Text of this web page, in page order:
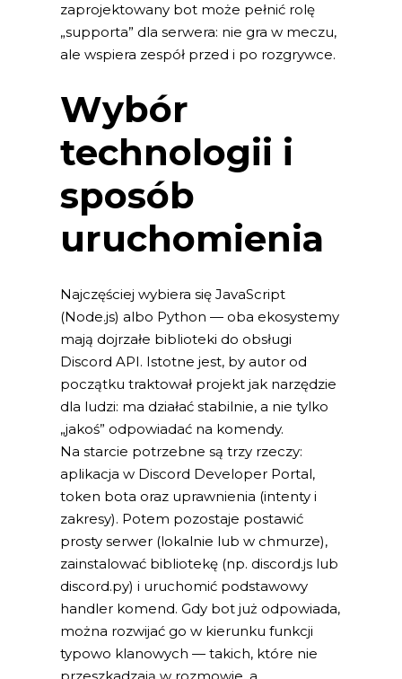
zaprojektowany bot może pełnić rolę
„supporta” dla serwera: nie gra w meczu,
ale wspiera zespół przed i po rozgrywce.
Wybór
technologii i
sposób
uruchomienia
Najczęściej wybiera się JavaScript
(Node.js) albo Python — oba ekosystemy
mają dojrzałe biblioteki do obsługi
Discord API. Istotne jest, by autor od
początku traktował projekt jak narzędzie
dla ludzi: ma działać stabilnie, a nie tylko
„jakoś” odpowiadać na komendy.
Na starcie potrzebne są trzy rzeczy:
aplikacja w Discord Developer Portal,
token bota oraz uprawnienia (intenty i
zakresy). Potem pozostaje postawić
prosty serwer (lokalnie lub w chmurze),
zainstalować bibliotekę (np. discord.js lub
discord.py) i uruchomić podstawowy
handler komend. Gdy bot już odpowiada,
można rozwijać go w kierunku funkcji
typowo klanowych — takich, które nie